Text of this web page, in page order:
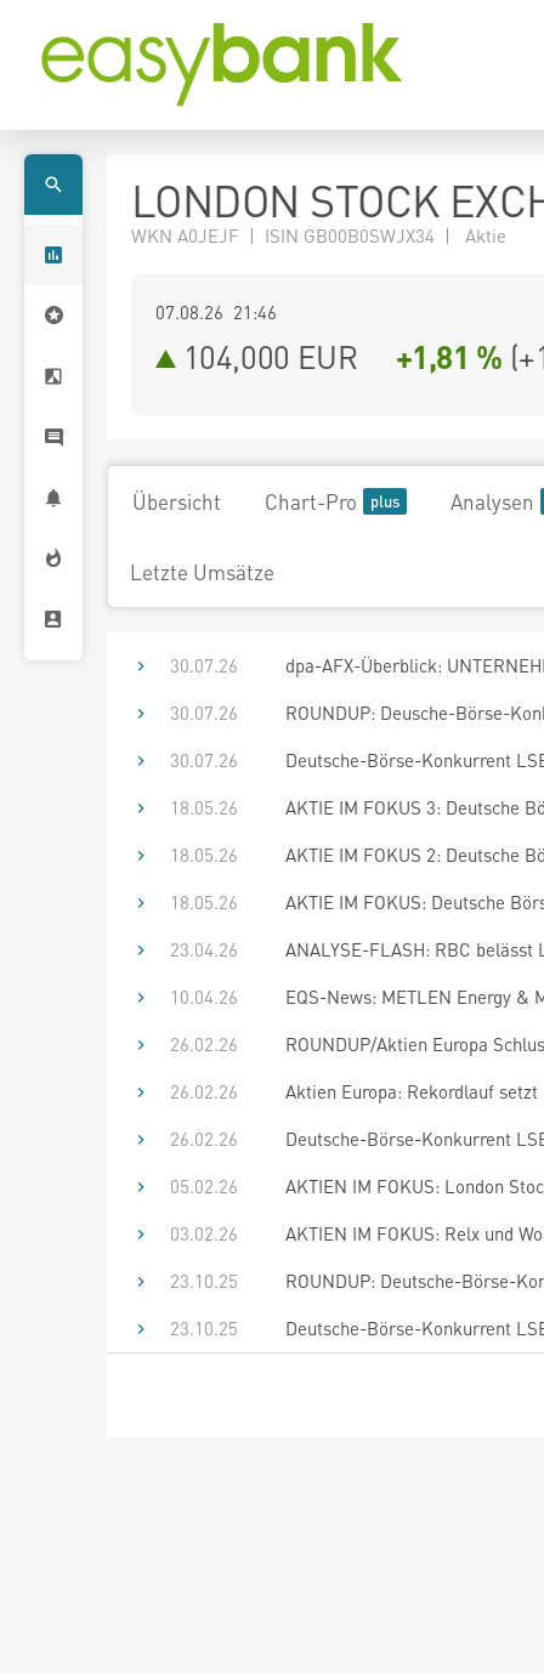
LONDON STOCK
WKN A0JEJF | ISIN GB00B0SWJX34 | Aktie
07.08.26 21:46
104,000 EUR +1,81 % (
Übersicht Chart-Pro Analysen
Letzte Umsätze
30.07.26
dpa-AFX-Überblick:
30.07.26
ROUNDUP: Deusche-Börse-
30.07.26
Deutsche-Börse-Konkurrent
18.05.26
AKTIE IM FOKUS 3: Deutsche
18.05.26
AKTIE IM FOKUS 2: Deutsche
18.05.26
AKTIE IM FOKUS: Deutsche
23.04.26
ANALYSE-FLASH: RBC
10.04.26
EQS-News: METLEN Energy &
26.02.26
ROUNDUP/Aktien Europa
26.02.26
Aktien Europa: Rekordlauf
26.02.26
Deutsche-Börse-Konkurrent
05.02.26
AKTIEN IM FOKUS: London
03.02.26
AKTIEN IM FOKUS: Relx und
23.10.25
ROUNDUP: Deutsche-Börse-
23.10.25
Deutsche-Börse-Konkurrent